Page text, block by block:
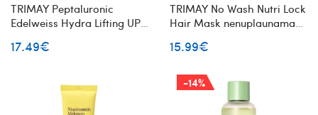
TRIMAY Peptaluronic
Edelweiss Hydra Lifting UP
su peptidais ir hialuronu
17.49€
TRIMAY No Wash Nutri Lock
Hair Mask nenuplaunama
peptidais
15.99€
-14%